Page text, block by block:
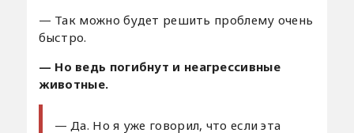
— Так можно будет решить проблему очень
быстро.
— Но ведь погибнут и неагрессивные
животные.
— Да. Но я уже говорил, что если эта